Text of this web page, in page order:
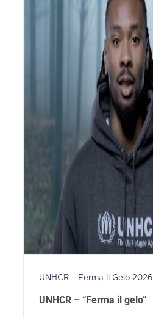
UNHCR – Ferma il Gelo 2026
UNHCR – “Ferma il gelo”